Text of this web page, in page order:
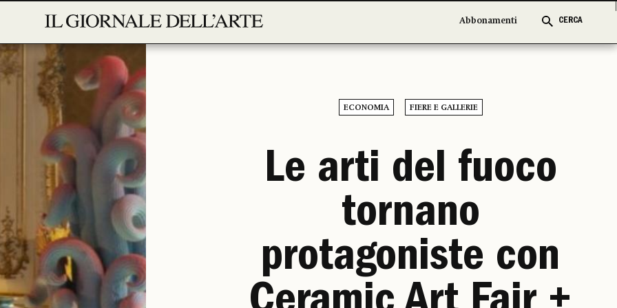
Abbonamenti CERCA
Abbonamenti CERCA
ECONOMIA FIERE E GALLERIE
Le arti del fuoco
tornano
protagoniste con